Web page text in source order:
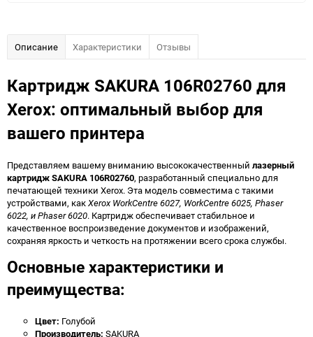
Описание Характеристики Отзывы
Картридж SAKURA 106R02760 для
Xerox: оптимальный выбор для
вашего принтера
Представляем вашему вниманию высококачественный лазерный
картридж SAKURA 106R02760, разработанный специально для
печатающей техники Xerox. Эта модель совместима с такими
устройствами, какXerox WorkCentre 6027, WorkCentre 6025, Phaser
6022, и Phaser 6020. Картридж обеспечивает стабильное и
качественное воспроизведение документов и изображений,
сохраняя яркость и четкость на протяжении всего срока службы.
Основные характеристики и
преимущества:
Цвет: Голубой
Производитель: SAKURA